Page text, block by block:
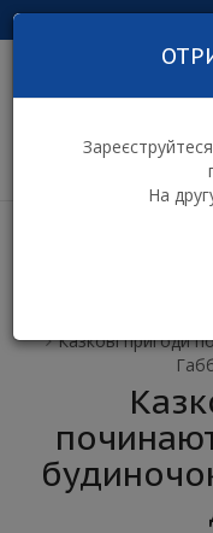
На
Казкові пригоди